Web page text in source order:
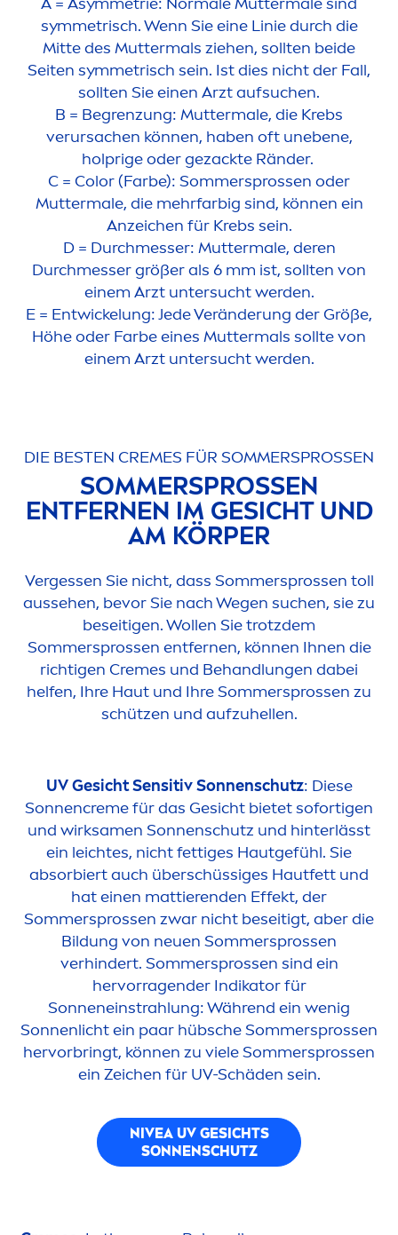
symmetrisch. Wenn Sie eine Linie durch die
Mitte des Muttermals ziehen, sollten beide
Seiten symmetrisch sein. Ist dies nicht der Fall,
sollten Sie einen Arzt aufsuchen.
B = Begrenzung: Muttermale, die Krebs
verursachen können, haben oft unebene,
holprige oder gezackte Ränder.
C = Color(Farbe): Sommersprossen oder
Muttermale, die mehrfarbig sind, können ein
Anzeichen für Krebs sein.
D = Durchmesser: Muttermale, deren
Durchmesser größer als 6 mm ist, sollten von
einem Arzt untersucht werden.
E = Entwickelung: Jede Veränderung der Größe,
Höhe oder Farbe eines Muttermals sollte von
einem Arzt untersucht werden.
DIE BESTEN CREMES FÜR SOMMERSPROSSEN
SOMMERSPROSSEN
ENTFERNEN IM GESICHT UND
AM KÖRPER
Vergessen Sie nicht, dass Sommersprossen toll
aussehen, bevor Sie nach Wegen suchen, sie zu
beseitigen. Wollen Sie trotzdem
Sommersprossen entfernen, können Ihnen die
richtigen Cremes und Behandlungen dabei
helfen, Ihre Haut und Ihre Sommersprossen zu
schützen und aufzuhellen.
UV Gesicht Sensitiv Sonnenschutz: Diese
Sonnencremefür das Gesicht bietet sofortigen
und wirksamen Sonnenschutz und hinterlässt
ein leichtes, nicht fettiges Hautgefühl. Sie
absorbiert auch überschüssiges Hautfett und
hat einen mattierenden Effekt, der
Sommersprossen zwar nicht beseitigt, aber die
Bildung von neuen Sommersprossen
verhindert. Sommersprossen sind ein
hervorragender Indikator für
Sonneneinstrahlung: Während ein wenig
Sonnenlicht ein paar hübsche Sommersprossen
hervorbringt, können zu viele Sommersprossen
ein Zeichen für UV-Schäden sein.
NIVEAUV GESICHTS
SONNENSCHUTZ